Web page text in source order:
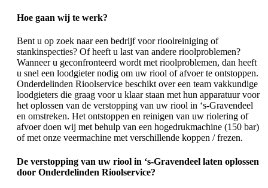
Hoe gaan wij te werk?
Bent u op zoek naar een bedrijf voor rioolreiniging of
stankinspecties? Of heeft u last van andere rioolproblemen?
Wanneer u geconfronteerd wordt met rioolproblemen, dan heeft
u snel een loodgieter nodig om uw riool of afvoer te ontstoppen.
Onderdelinden Rioolservice beschikt over een team vakkundige
loodgieters die graag voor u klaar staan met hun apparatuur voor
het oplossen van de verstopping van uw riool in ‘s-Gravendeel
en omstreken. Het ontstoppen en reinigen van uw riolering of
afvoer doen wij met behulp van een hogedrukmachine (150 bar)
of met onze veermachine met verschillende koppen / frezen.
De verstopping van uw riool in ‘s-Gravendeel laten oplossen
door Onderdelinden Rioolservice?